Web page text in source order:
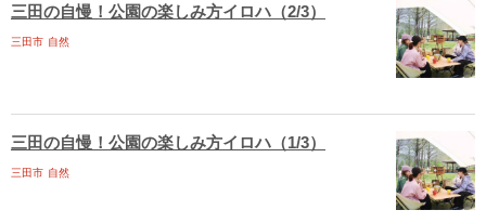
三田の自慢！公園の楽しみ方イロハ（2/3）
三田市 自然
三田の自慢！公園の楽しみ方イロハ（1/3）
三田市 自然